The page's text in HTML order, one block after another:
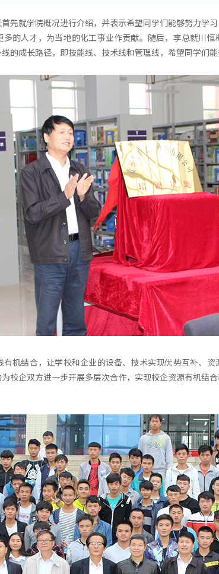
先就学院概况进行介绍，并表示希望同学们能够努力学
的人才，为当地的化工事业作贡献。随后，李总就川
的成长路径，即技能线、技术线和管理线，希望同学们能
机结合，让学校和企业的设备、技术实现优势互补、
校企双方进一步开展多层次合作，实现校企资源有机结